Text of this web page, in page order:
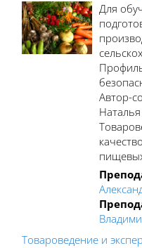
Для
Автор-
Товароведение и